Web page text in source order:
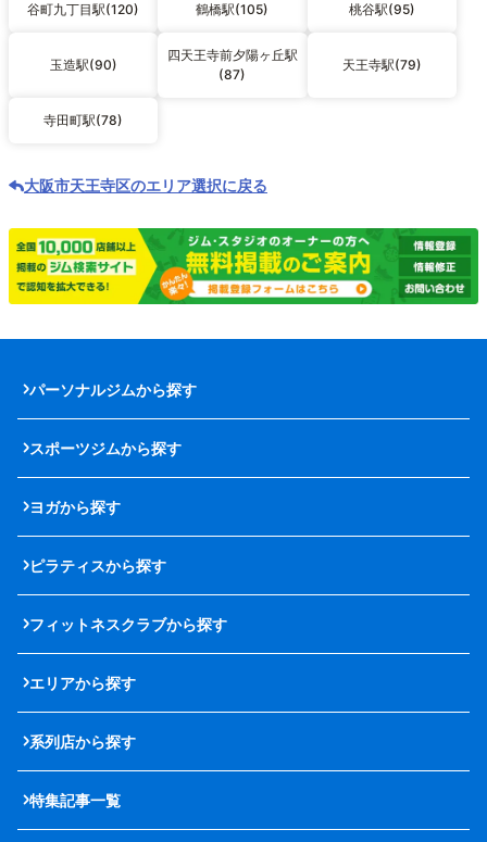
谷町九丁目駅(120) 鶴橋駅(105) 桃谷駅(95)
玉造駅(90)
四天王寺前夕陽ヶ丘駅
(87)
天王寺駅(79)
寺田町駅(78)
大阪市天王寺区のエリア選択に戻る
パーソナルジムから探す
スポーツジムから探す
ヨガから探す
ピラティスから探す
フィットネスクラブから探す
エリアから探す
系列店から探す
特集記事一覧